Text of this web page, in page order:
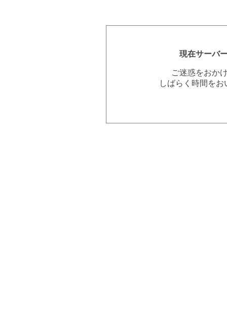
現在サーバ
ご迷惑をおか
しばらく時間を